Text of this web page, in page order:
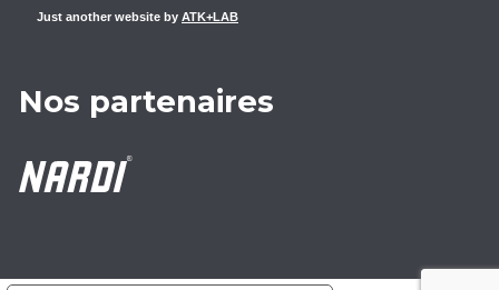
Just another website by ATK+LAB
Nos partenaires